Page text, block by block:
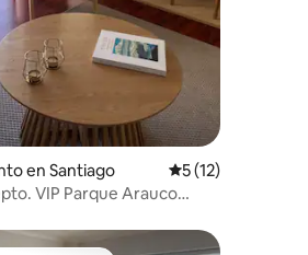
de 5; 114 evaluaciones
en Santiago Calificación
5 (12)
VIP Parque Arauco